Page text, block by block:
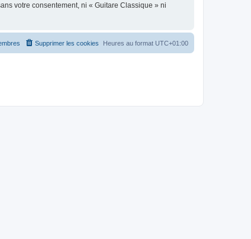
votre consentement, ni « Guitare Classique » ni
Heures au format UTC+01:00
Supprimer les cookies